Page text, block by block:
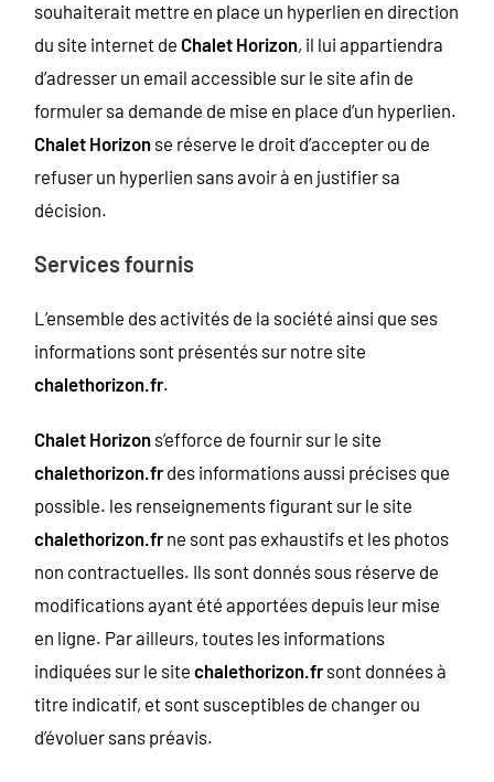
souhaiterait mettre en place un hyperlien en direction
du site internet de Chalet Horizon, il lui appartiendra
d’adresser un email accessible sur le site afin de
formuler sa demande de mise en place d’un hyperlien.
Chalet Horizon se réserve le droit d’accepter ou de
refuser un hyperlien sans avoir à en justifier sa
décision.
Services fournis
L’ensemble des activités de la société ainsi que ses
informations sont présentés sur notre site
chalethorizon.fr.
Chalet Horizon s’efforce de fournir sur le site
chalethorizon.fr des informations aussi précises que
possible. les renseignements figurant sur le site
chalethorizon.fr ne sont pas exhaustifs et les photos
non contractuelles. Ils sont donnés sous réserve de
modifications ayant été apportées depuis leur mise
en ligne. Par ailleurs, toutes les informations
indiquées sur le sitechalethorizon.fr sont données à
titre indicatif, et sont susceptibles de changer ou
d’évoluer sans préavis.